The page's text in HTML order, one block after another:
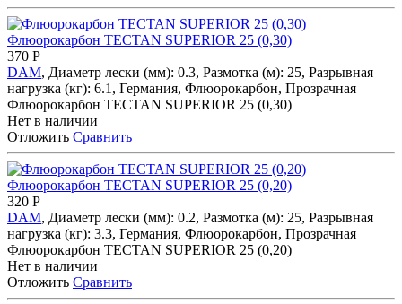
Флюорокарбон TECTAN SUPERIOR 25 (0,30)
370 Р
DAM, Диаметр лески (мм): 0.3, Размотка (м): 25, Разрывная
нагрузка (кг): 6.1, Германия, Флюорокарбон, Прозрачная
Флюорокарбон TECTAN SUPERIOR 25 (0,30)
Нет в наличии
Отложить Сравнить
Флюорокарбон TECTAN SUPERIOR 25 (0,20)
320 Р
DAM, Диаметр лески (мм): 0.2, Размотка (м): 25, Разрывная
нагрузка (кг): 3.3, Германия, Флюорокарбон, Прозрачная
Флюорокарбон TECTAN SUPERIOR 25 (0,20)
Нет в наличии
Отложить Сравнить